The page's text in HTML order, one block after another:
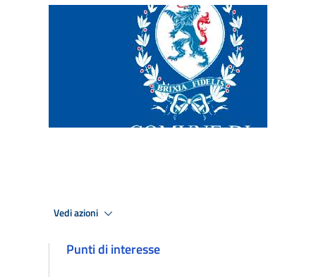
Vedi azioni
Punti di interesse